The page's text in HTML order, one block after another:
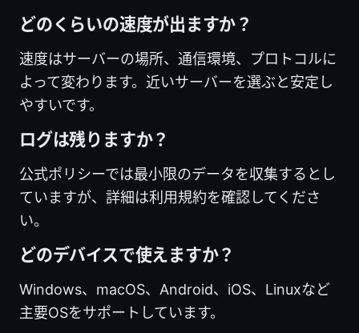
どのくらいの速度が出ますか？
速度はサーバーの場所、通信環境、プロトコルに
よって変わります。近いサーバーを選ぶと安定し
やすいです。
ログは残りますか？
公式ポリシーでは最小限のデータを収集するとし
ていますが、詳細は利用規約を確認してくださ
い。
どのデバイスで使えますか？
Windows、macOS、Android、iOS、Linuxなど
主要OSをサポートしています。